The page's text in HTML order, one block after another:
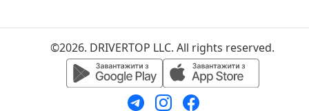
©2026. DRIVERTOP LLC. All rights reserved.